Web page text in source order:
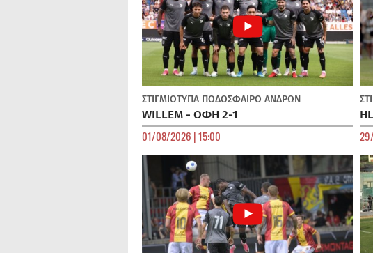
ΣΤΙΓΜΙΟΤΥΠΑ ΠΟΔΌΣΦΑΙΡΟ ΑΝΔΡΏΝ
WILLEM - ΟΦΗ 2-1
01/08/2026 | 15:00